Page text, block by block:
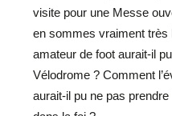
visite pour une Messe
en sommes vraiment très
amateur de foot aurait-il
Vélodrome ? Comment
aurait-il pu ne pas